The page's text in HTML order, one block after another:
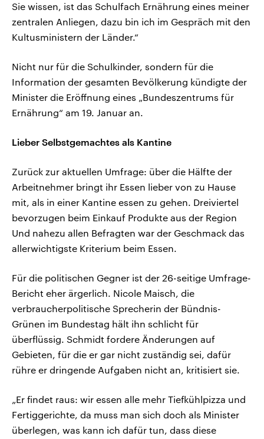
Sie wissen, ist das Schulfach Ernährung eines meiner
zentralen Anliegen, dazu bin ich im Gespräch mit den
Kultusministern der Länder.“
Nicht nur für die Schulkinder, sondern für die
Information der gesamten Bevölkerung kündigte der
Minister die Eröffnung eines „Bundeszentrums für
Ernährung“ am 19. Januar an.
Lieber Selbstgemachtes als Kantine
Zurück zur aktuellen Umfrage: über die Hälfte der
Arbeitnehmer bringt ihr Essen lieber von zu Hause
mit, als in einer Kantine essen zu gehen. Dreiviertel
bevorzugen beim Einkauf Produkte aus der Region
Und nahezu allen Befragten war der Geschmack das
allerwichtigste Kriterium beim Essen.
Für die politischen Gegner ist der 26-seitige Umfrage-
Bericht eher ärgerlich. Nicole Maisch, die
verbraucherpolitische Sprecherin der Bündnis-
Grünen im Bundestag hält ihn schlicht für
überflüssig. Schmidt fordere Änderungen auf
Gebieten, für die er gar nicht zuständig sei, dafür
rühre er dringende Aufgaben nicht an, kritisiert sie.
„Er findet raus: wir essen alle mehr Tiefkühlpizza und
Fertiggerichte, da muss man sich doch als Minister
überlegen, was kann ich dafür tun, dass diese